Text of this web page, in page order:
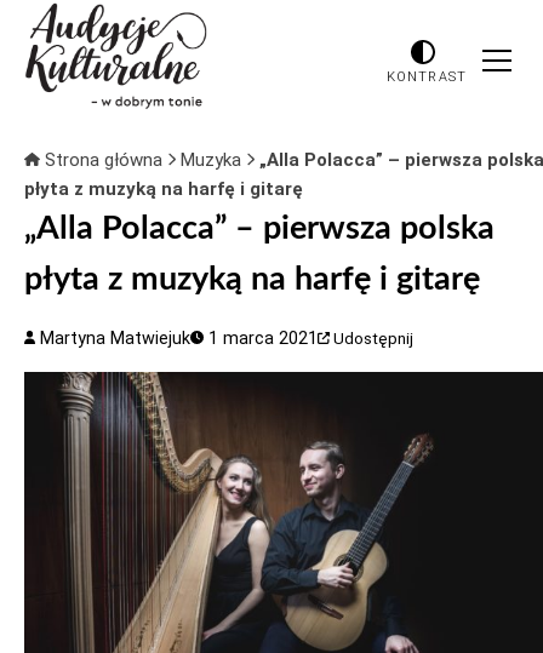
KONTRAST
Strona główna Muzyka
„Alla Polacca” – pierwsza polska
płyta z muzyką na harfę i gitarę
„Alla Polacca” – pierwsza polska
płyta z muzyką na harfę i gitarę
Martyna Matwiejuk 1 marca 2021 Udostępnij